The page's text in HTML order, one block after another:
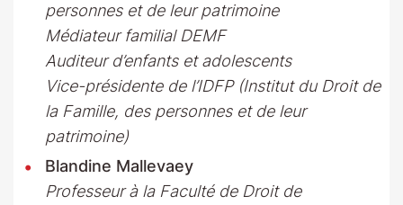
personnes et de leur patrimoine
Médiateur familial DEMF
Auditeur d’enfants et adolescents
Vice-présidente de l’IDFP (Institut du Droit de
la Famille, des personnes et de leur
patrimoine)
Blandine Mallevaey
Professeur à la Faculté de Droit de